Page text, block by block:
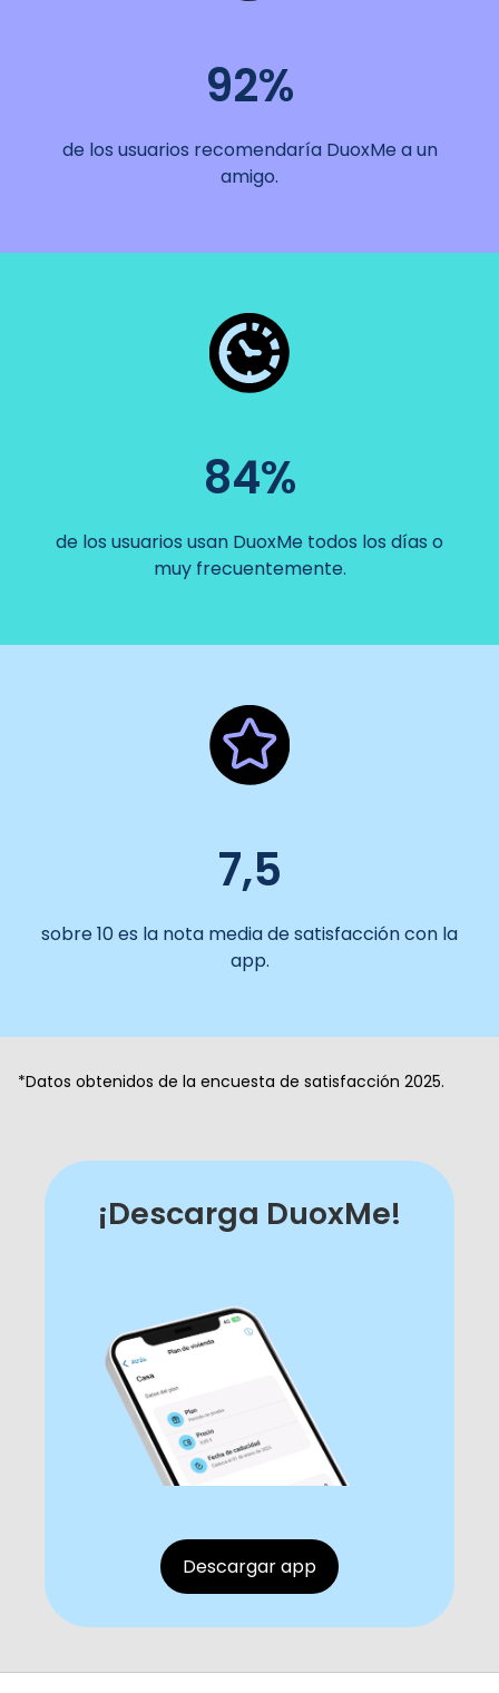
92%
de los usuarios recomendaría DuoxMe a un
amigo.
84%
de los usuarios usan DuoxMe todos los días o
muy frecuentemente.
7,5
sobre 10 es la nota media de satisfacción con la
app.
*Datos obtenidos de la encuesta de satisfacción 2025.
¡Descarga DuoxMe!
Descargar app